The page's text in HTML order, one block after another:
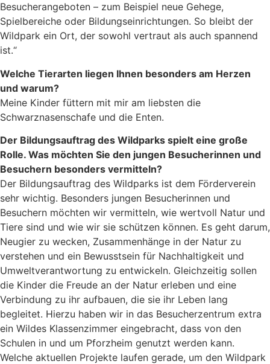
Besucherangeboten – zum Beispiel neue Gehege,
Spielbereiche oder Bildungseinrichtungen. So bleibt der
Wildpark ein Ort, der sowohl vertraut als auch spannend
ist.“
Welche Tierarten liegen Ihnen besonders am Herzen
und warum?
Meine Kinder füttern mit mir am liebsten die
Schwarznasenschafe und die Enten.
Der Bildungsauftrag des Wildparks spielt eine große
Rolle. Was möchten Sie den jungen Besucherinnen und
Besuchern besonders vermitteln?
Der Bildungsauftrag des Wildparks ist dem Förderverein
sehr wichtig. Besonders jungen Besucherinnen und
Besuchern möchten wir vermitteln, wie wertvoll Natur und
Tiere sind und wie wir sie schützen können. Es geht darum,
Neugier zu wecken, Zusammenhänge in der Natur zu
verstehen und ein Bewusstsein für Nachhaltigkeit und
Umweltverantwortung zu entwickeln. Gleichzeitig sollen
die Kinder die Freude an der Natur erleben und eine
Verbindung zu ihr aufbauen, die sie ihr Leben lang
begleitet. Hierzu haben wir in das Besucherzentrum extra
ein Wildes Klassenzimmer eingebracht, dass von den
Schulen in und um Pforzheim genutzt werden kann.
Welche aktuellen Projekte laufen gerade, um den Wildpark